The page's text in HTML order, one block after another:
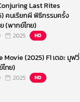
Last Rites
คนเรียกผี พิธีกรรมครั้ง
(พากย์ไทย)
2025 HD
Movie (2025) F1 เดอะ มูฟวี่
ทย)
2025 HD